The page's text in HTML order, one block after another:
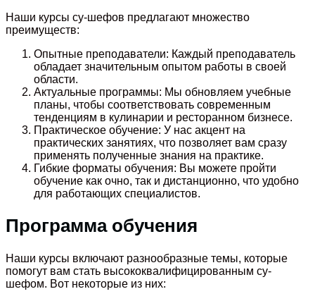
Наши курсы су-шефов предлагают множество
преимуществ:
Опытные преподаватели: Каждый преподаватель
обладает значительным опытом работы в своей
области.
Актуальные программы: Мы обновляем учебные
планы, чтобы соответствовать современным
тенденциям в кулинарии и ресторанном бизнесе.
Практическое обучение: У нас акцент на
практических занятиях, что позволяет вам сразу
применять полученные знания на практике.
Гибкие форматы обучения: Вы можете пройти
обучение как очно, так и дистанционно, что удобно
для работающих специалистов.
Программа обучения
Наши курсы включают разнообразные темы, которые
помогут вам стать высококвалифицированным су-
шефом. Вот некоторые из них: